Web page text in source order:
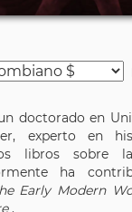
doctorado en
experto en
libros sobre
ha
Early Modern
.